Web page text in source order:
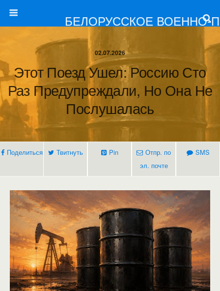
БЕЛОРУССКОЕ ВОЕННО-
02.07.2026
Этот Поезд Ушел: Россию Сто
Раз Предупреждали, Но Она Не
Послушалась
Поделиться Твитнуть Pin
Отпр. по
эл. почте
SMS